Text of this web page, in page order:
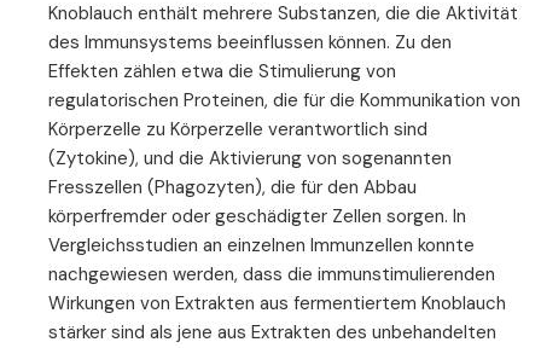
Knoblauch enthält mehrere Substanzen, die die Aktivität
des Immunsystems beeinflussen können. Zu den
Effekten zählen etwa die Stimulierung von
regulatorischen Proteinen, die für die Kommunikation von
Körperzelle zu Körperzelle verantwortlich sind
(Zytokine), und die Aktivierung von sogenannten
Fresszellen (Phagozyten), die für den Abbau
körperfremder oder geschädigter Zellen sorgen. In
Vergleichsstudien an einzelnen Immunzellen konnte
nachgewiesen werden, dass die immunstimulierenden
Wirkungen von Extrakten aus fermentiertem Knoblauch
stärker sind als jene aus Extrakten des unbehandelten